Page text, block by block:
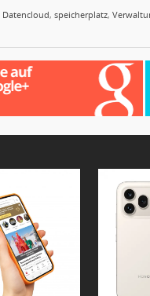
Datencloud, speicherplatz,